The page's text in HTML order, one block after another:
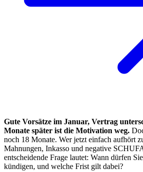
Gute Vorsätze im Januar, Vertrag
Monate später ist die Motivation weg.
noch 18 Monate. Wer jetzt einfach aufhört
Mahnungen, Inkasso und negative
entscheidende Frage lautet: Wann dürfen
kündigen, und welche Frist gilt dabei?